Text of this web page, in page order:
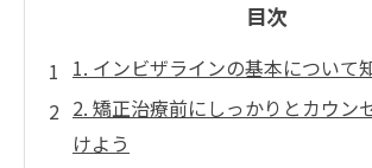
目次
1. インビザラインの基本について
2. 矯正治療前にしっかりとカウン
けよう